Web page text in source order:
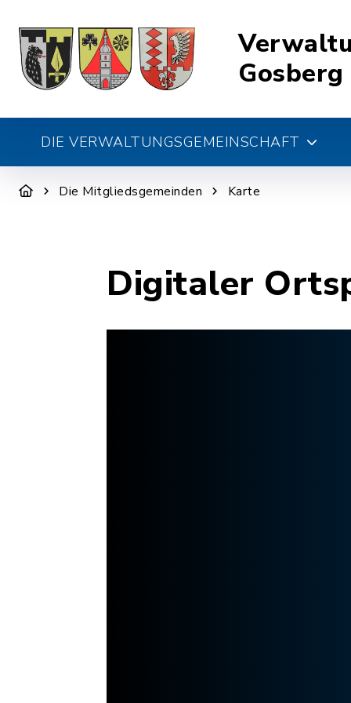
Gosberg
DIE VERWALTUNGSGEMEINSCHAFT
Die Mitgliedsgemeinden Karte
Digitaler